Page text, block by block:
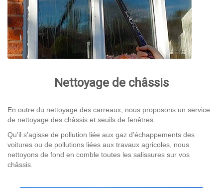
Nettoyage de châssis
En outre du nettoyage des carreaux, nous proposons un service
de nettoyage des châssis et seuils de fenêtres.
Qu’il s’agisse de pollution liée aux gaz d’échappements des
voitures ou de pollutions liées aux travaux agricoles, nous
nettoyons de fond en comble toutes les salissures sur vos
châssis.